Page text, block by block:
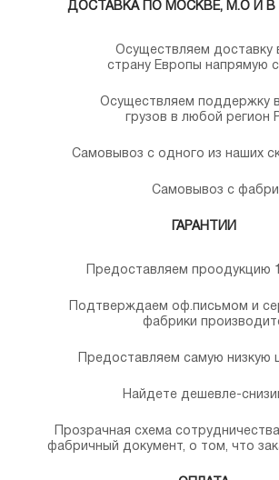
ДОСТАВКА ПО МОСКВЕ, М.О И В
Осуществляем доставку
страну Европы напрямую
Осуществляем поддержку
грузов в любой регион
Самовывоз с одного из наших
Самовывоз с
ГАРАНТИИ
Предоставляем проодукцию
Подтверждаем оф.письмом и
фабрики
Предоставляем самую низкую
Найдете дешевле-
Прозрачная схема
фабричный документ, о том, что